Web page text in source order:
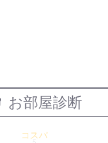
お部屋診断